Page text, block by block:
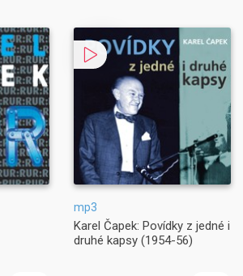
mp3
Karel Čapek: Povídky z jedné i
druhé kapsy (1954-56)